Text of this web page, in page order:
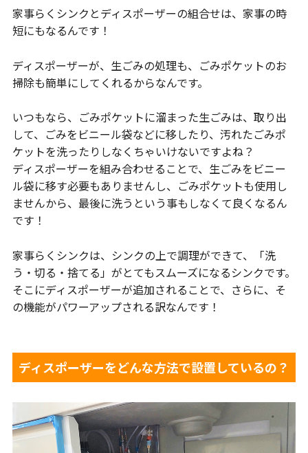
家事らくシンクとディスポーザーの組合せは、家事の時
短にもなるんです！
ディスポーザーが、生ごみの処理も、ごみポケットのお
掃除も簡単にしてくれるからなんです。
いつもなら、ごみポケットに溜まった生ごみは、取り出
して、ごみをビニール袋などに移したり、汚れたごみポ
ケットを洗ったりしなくちゃいけないですよね？
ディスポーザーを組み合わせることで、生ごみをビニー
ル袋に移す必要もありませんし、ごみポケットも使用し
ませんから、最後に洗うという事もしなくて良くなるん
です！
家事らくシンクは、シンクの上で調理ができて、「洗
う・切る・捨てる」がとてもスムーズになるシンクです。
そこにディスポーザーが追加されることで、さらに、そ
の機能がパワーアップされる訳なんです！
ディスポーザーをどんな方法で設置しているの？